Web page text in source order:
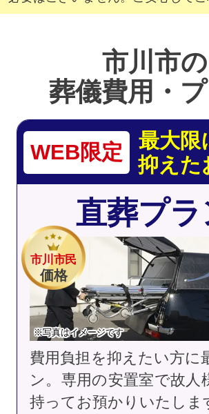
市川市の
葬儀費用・
市川市民
価格
※写真はイメージです
WEB限定
最大限
抑えた
直葬プラ
費用負担を抑えたい方に
ン。専用の安置室で故人
持ってお預かりいたしま